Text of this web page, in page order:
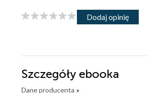
Dodaj opinię
Szczegóły ebooka
Dane producenta »